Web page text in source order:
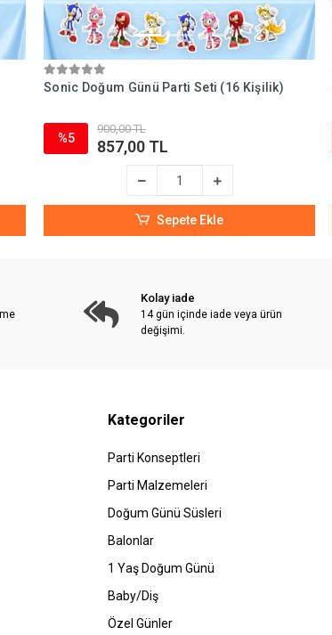
Sonic Doğum Günü Parti Seti (16 Kişilik)
%5
900,00 TL
857,00 TL
Sepete Ekle
Kolay iade
14 gün içinde iade veya ürün
değişimi.
Kategoriler
Parti Konseptleri
Parti Malzemeleri
Doğum Günü Süsleri
Balonlar
1 Yaş Doğum Günü
Baby/Diş
Özel Günler